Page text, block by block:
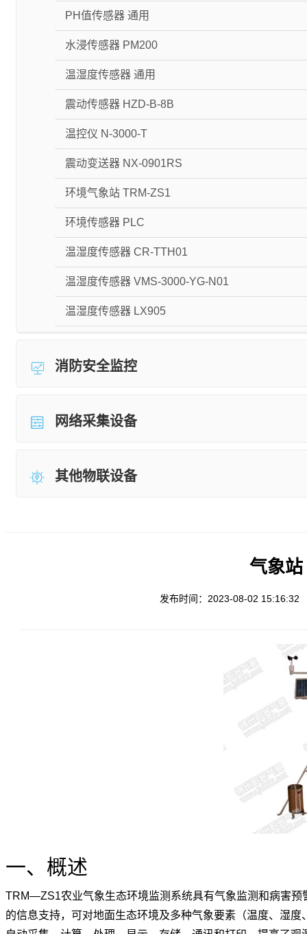
PH值传感器 通用
水浸传感器 PM200
温湿度传感器 通用
震动传感器 HZD-B-8B
温控仪 N-3000-T
震动变送器 NX-0901RS
环境气象站 TRM-ZS1
环境传感器 PLC
温湿度传感器 CR-TTH01
温湿度传感器 VMS-3000-YG-N01
温湿度传感器 LX905
消防安全监控
网络采集设备
其他物联设备
气象
发布时间：2023-08-02 15:16:32
一、概述
TRM—ZS1农业气象生态环境监测系统具有气象监测和病害
的信息支持，可对地面生态环境及多种气象要素（温度、湿